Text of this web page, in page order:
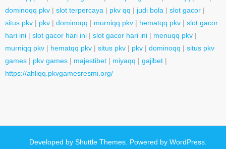
dominoqq pkv | slot terpercaya | pkv qq | judi bola | slot gacor |
situs pkv | pkv | dominoqq | murniqq pkv | hematqq pkv | slot gacor
hari ini | slot gacor hari ini | slot gacor hari ini | menuqq pkv |
murniqq pkv | hematqq pkv | situs pkv | pkv | dominoqq | situs pkv
games | pkv games | majestibet | miyaqq | gajibet |
https://ahliqq.pkvgamesresmi.org/
Developed by Shuttle Themes . Powered by WordPress